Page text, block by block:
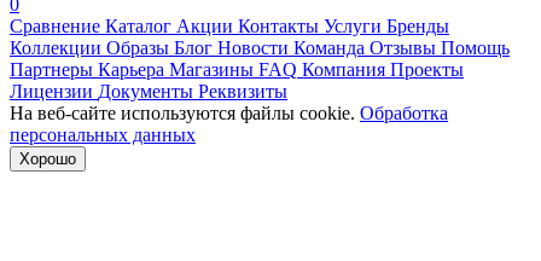
Сравнение Каталог Акции Контакты Услуги Бренды
Коллекции Образы Блог Новости Команда Отзывы Помощь
Партнеры Карьера Магазины FAQ Компания Проекты
Лицензии Документы Реквизиты
На веб-сайте используются файлы cookie. Обработка
персональных данных
Хорошо